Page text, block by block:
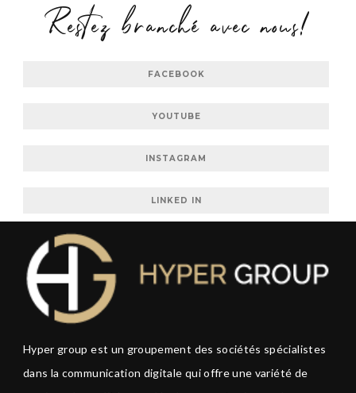
Restez branché avec nous!
FACEBOOK
YOUTUBE
INSTAGRAM
LINKED IN
Hyper group est un groupement des sociétés spécialistes
dans la communication digitale qui offre une variété de